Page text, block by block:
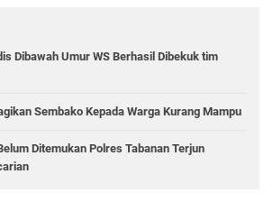
Dibawah Umur WS Berhasil Dibekuk tim
Sembako Kepada Warga Kurang Mampu
Ditemukan Polres Tabanan Terjun